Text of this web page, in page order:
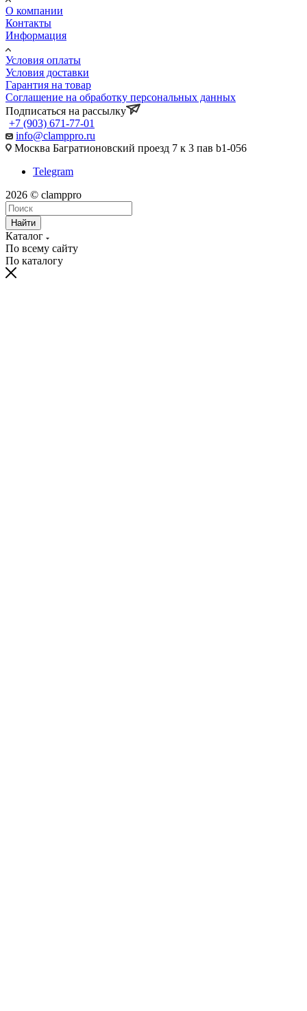
О компании
Контакты
Информация
Условия оплаты
Условия доставки
Гарантия на товар
Соглашение на обработку персональных данных
Подписаться на рассылку
+7 (903) 671-77-01
info@clamppro.ru
Москва Багратионовский проезд 7 к 3 пав b1-056
Telegram
2026 © clamppro
Найти
Каталог
По всему сайту
По каталогу